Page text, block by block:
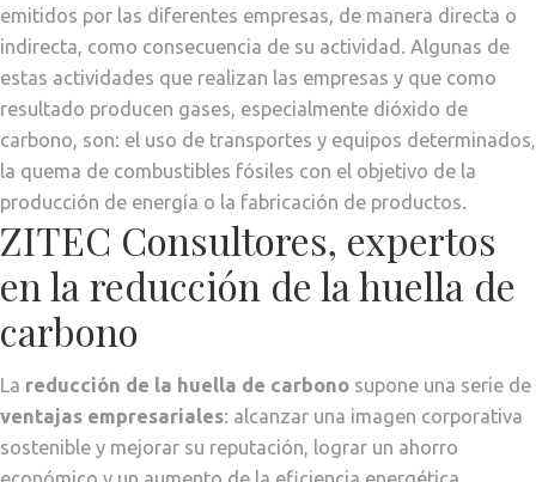
emitidos por las diferentes empresas, de manera directa o
indirecta, como consecuencia de su actividad. Algunas de
estas actividades que realizan las empresas y que como
resultado producen gases, especialmente dióxido de
carbono, son: el uso de transportes y equipos determinados,
la quema de combustibles fósiles con el objetivo de la
producción de energía o la fabricación de productos.
ZITEC Consultores, expertos
en la reducción de la huella de
carbono
La reducción de la huella de carbono supone una serie de
ventajas empresariales: alcanzar una imagen corporativa
sostenible y mejorar su reputación, lograr un ahorro